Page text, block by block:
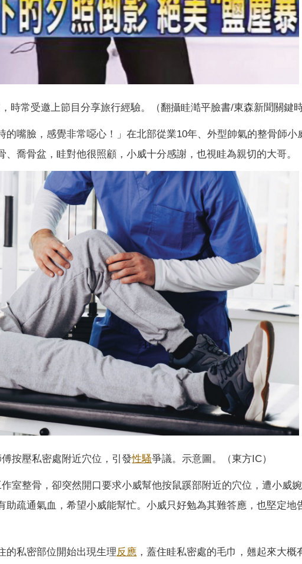
時常受邀上節目分享旅行經驗。（翻攝眭澔平臉書/東森新聞關鍵
的嘴臉，感覺非常噁心！」在北部從業10年、外型帥氣的整骨師小
喬骨盆，眭對他很照顧，小威十分感謝，也視眭為親切的大哥。
按壓私密處附近穴位，引發性騷爭議。示意圖。（東方IC）
室整骨，卻突然開口要求小威幫他按鼠蹊部附近的穴位，遭小威
助疏通氣血，希望小威能幫忙。小威只好勉為其難答應，也堅定地
的私密部位開始出現生理反應 ，蓋住眭私密處的毛巾，翹起來大概